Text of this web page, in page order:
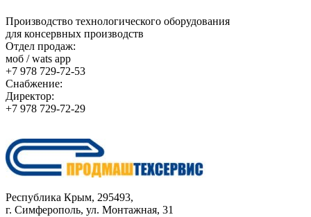
Производство технологического оборудования
для консервных производств
Отдел продаж:
моб / wats app
+7 978 729-72-53
Снабжение:
Директор:
+7 978 729-72-29
Республика Крым, 295493,
г. Симферополь, ул. Монтажная, 31